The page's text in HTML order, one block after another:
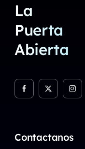
La
Puerta
Abierta
Contactanos